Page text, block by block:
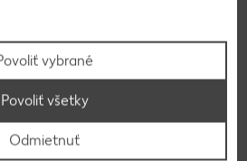
soľou, naporcujeme
polevami, ozdobíme
vybrané
Odmietnuť
Povoliť všetky